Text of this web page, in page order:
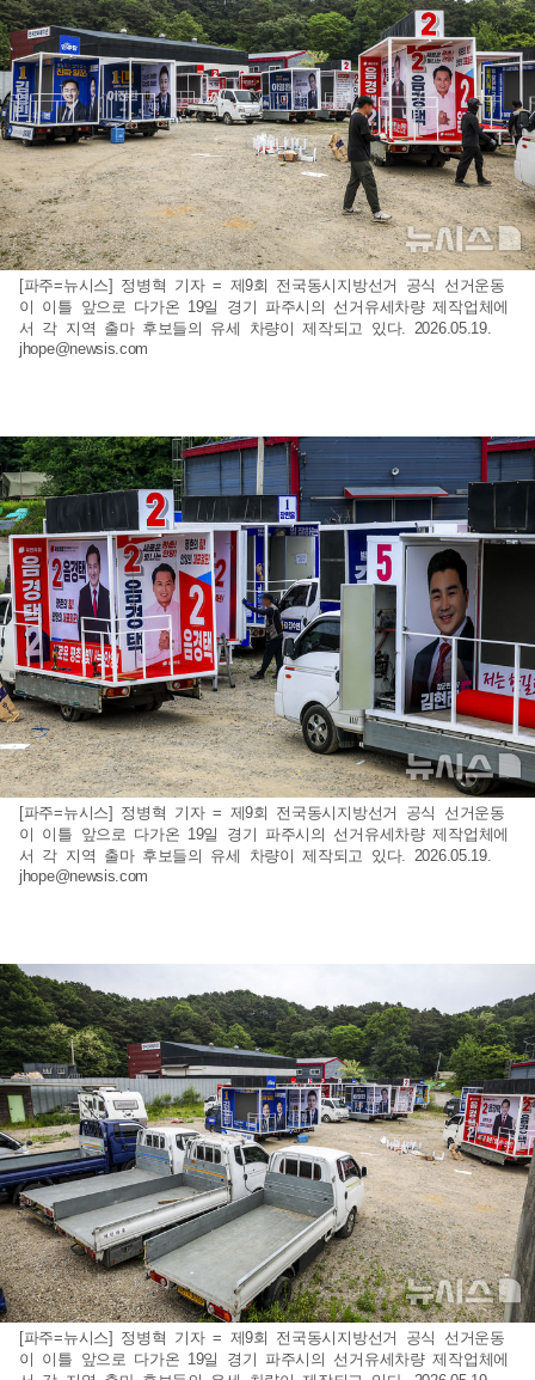
[파주=뉴시스] 정병혁 기자 = 제9회 전국동시지방선거 공식 선거운동
이 이틀 앞으로 다가온 19일 경기 파주시의 선거유세차량 제작업체에
서 각 지역 출마 후보들의 유세 차량이 제작되고 있다. 2026.05.19.
jhope@newsis.com
[파주=뉴시스] 정병혁 기자 = 제9회 전국동시지방선거 공식 선거운동
이 이틀 앞으로 다가온 19일 경기 파주시의 선거유세차량 제작업체에
서 각 지역 출마 후보들의 유세 차량이 제작되고 있다. 2026.05.19.
jhope@newsis.com
[파주=뉴시스] 정병혁 기자 = 제9회 전국동시지방선거 공식 선거운동
이 이틀 앞으로 다가온 19일 경기 파주시의 선거유세차량 제작업체에